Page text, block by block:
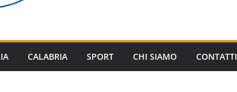
CALABRIA SPORT CHI SIAMO CONTATTI